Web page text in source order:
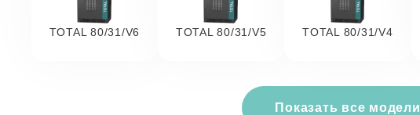
TOTAL 80/31/V6 TOTAL 80/31/V5 TOTAL 80/31/V4
Показать все модели